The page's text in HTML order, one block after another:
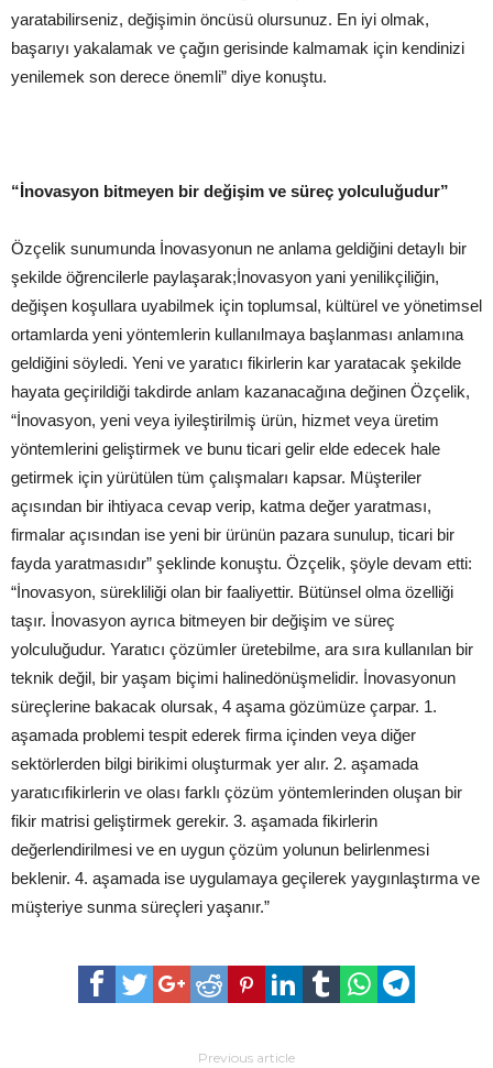
yaratabilirseniz, değişimin öncüsü olursunuz. En iyi olmak,
başarıyı yakalamak ve çağın gerisinde kalmamak için kendinizi
yenilemek son derece önemli” diye konuştu.
“İnovasyon bitmeyen bir değişim ve süreç yolculuğudur”
Özçelik sunumunda İnovasyonun ne anlama geldiğini detaylı bir
şekilde öğrencilerle paylaşarak;İnovasyon yani yenilikçiliğin,
değişen koşullara uyabilmek için toplumsal, kültürel ve yönetimsel
ortamlarda yeni yöntemlerin kullanılmaya başlanması anlamına
geldiğini söyledi. Yeni ve yaratıcı fikirlerin kar yaratacak şekilde
hayata geçirildiği takdirde anlam kazanacağına değinen Özçelik,
“İnovasyon, yeni veya iyileştirilmiş ürün, hizmet veya üretim
yöntemlerini geliştirmek ve bunu ticari gelir elde edecek hale
getirmek için yürütülen tüm çalışmaları kapsar. Müşteriler
açısından bir ihtiyaca cevap verip, katma değer yaratması,
firmalar açısından ise yeni bir ürünün pazara sunulup, ticari bir
fayda yaratmasıdır” şeklinde konuştu. Özçelik, şöyle devam etti:
“İnovasyon, sürekliliği olan bir faaliyettir. Bütünsel olma özelliği
taşır. İnovasyon ayrıca bitmeyen bir değişim ve süreç
yolculuğudur. Yaratıcı çözümler üretebilme, ara sıra kullanılan bir
teknik değil, bir yaşam biçimi halinedönüşmelidir. İnovasyonun
süreçlerine bakacak olursak, 4 aşama gözümüze çarpar. 1.
aşamada problemi tespit ederek firma içinden veya diğer
sektörlerden bilgi birikimi oluşturmak yer alır. 2. aşamada
yaratıcıfikirlerin ve olası farklı çözüm yöntemlerinden oluşan bir
fikir matrisi geliştirmek gerekir. 3. aşamada fikirlerin
değerlendirilmesi ve en uygun çözüm yolunun belirlenmesi
beklenir. 4. aşamada ise uygulamaya geçilerek yaygınlaştırma ve
müşteriye sunma süreçleri yaşanır.”
Previous article